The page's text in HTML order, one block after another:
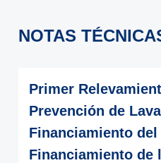
NOTAS
Primer
Prevención de
Financiamiento
Financiamiento de